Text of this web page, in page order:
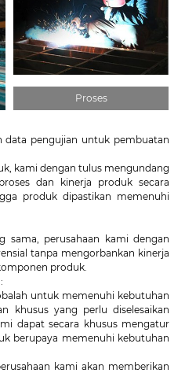
Proses
data pengujian untuk pembuatan
kami dengan tulus mengundang
dan kinerja produk secara
produk dipastikan memenuhi
sama, perusahaan kami dengan
tanpa mengorbankan kinerja
produk.
untuk memenuhi kebutuhan
khusus yang perlu diselesaikan
dapat secara khusus mengatur
berupaya memenuhi kebutuhan
kami akan memberikan